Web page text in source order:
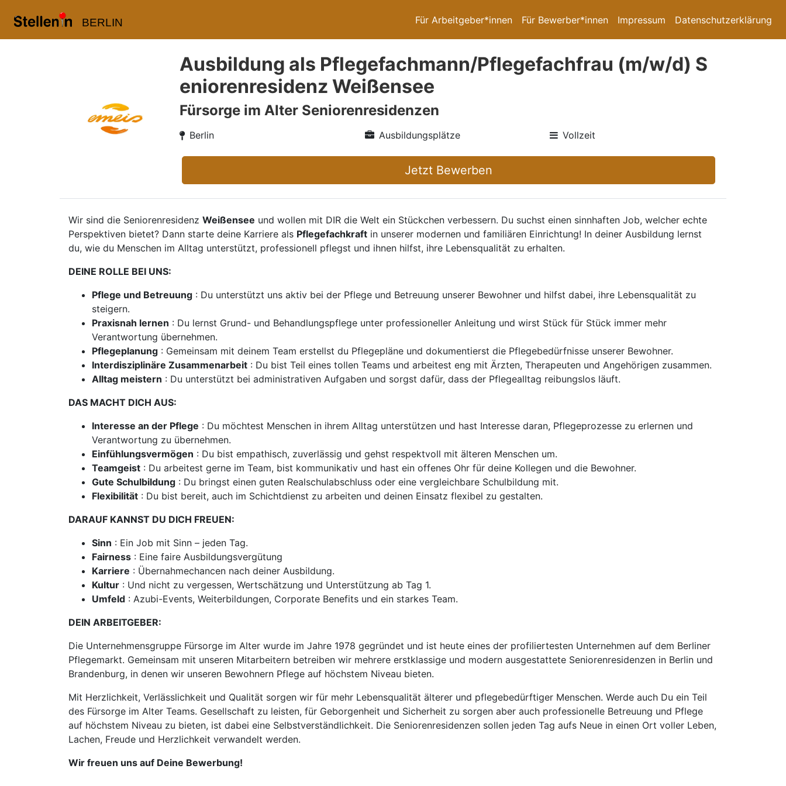
BERLIN Für Arbeitgeber*innen Für Bewerber*innen Impressum Datenschutzerklärung
Ausbildung als Pflegefachmann/Pflegefachfrau (m/w/d) S
eniorenresidenz Weißensee
Fürsorge im Alter Seniorenresidenzen
Berlin Ausbildungsplätze Vollzeit
Jetzt Bewerben
Wir sind die Seniorenresidenz Weißensee und wollen mit DIR die Welt ein Stückchen verbessern. Du suchst einen sinnhaften Job, welcher echte
Perspektiven bietet? Dann starte deine Karriere als Pflegefachkraft in unserer modernen und familiären Einrichtung! In deiner Ausbildung lernst
du, wie du Menschen im Alltag unterstützt, professionell pflegst und ihnen hilfst, ihre Lebensqualität zu erhalten.
DEINE ROLLE BEI UNS:
Pflege und Betreuung : Du unterstützt uns aktiv bei der Pflege und Betreuung unserer Bewohner und hilfst dabei, ihre Lebensqualität zu
steigern.
Praxisnah lernen : Du lernst Grund- und Behandlungspflege unter professioneller Anleitung und wirst Stück für Stück immer mehr
Verantwortung übernehmen.
Pflegeplanung : Gemeinsam mit deinem Team erstellst du Pflegepläne und dokumentierst die Pflegebedürfnisse unserer Bewohner.
Interdisziplinäre Zusammenarbeit : Du bist Teil eines tollen Teams und arbeitest eng mit Ärzten, Therapeuten und Angehörigen zusammen.
Alltag meistern : Du unterstützt bei administrativen Aufgaben und sorgst dafür, dass der Pflegealltag reibungslos läuft.
DAS MACHT DICH AUS:
Interesse an der Pflege : Du möchtest Menschen in ihrem Alltag unterstützen und hast Interesse daran, Pflegeprozesse zu erlernen und
Verantwortung zu übernehmen.
Einfühlungsvermögen : Du bist empathisch, zuverlässig und gehst respektvoll mit älteren Menschen um.
Teamgeist : Du arbeitest gerne im Team, bist kommunikativ und hast ein offenes Ohr für deine Kollegen und die Bewohner.
Gute Schulbildung : Du bringst einen guten Realschulabschluss oder eine vergleichbare Schulbildung mit.
Flexibilität : Du bist bereit, auch im Schichtdienst zu arbeiten und deinen Einsatz flexibel zu gestalten.
DARAUF KANNST DU DICH FREUEN:
Sinn : Ein Job mit Sinn – jeden Tag.
Fairness : Eine faire Ausbildungsvergütung
Karriere : Übernahmechancen nach deiner Ausbildung.
Kultur : Und nicht zu vergessen, Wertschätzung und Unterstützung ab Tag 1.
Umfeld : Azubi-Events, Weiterbildungen, Corporate Benefits und ein starkes Team.
DEIN ARBEITGEBER:
Die Unternehmensgruppe Fürsorge im Alter wurde im Jahre 1978 gegründet und ist heute eines der profiliertesten Unternehmen auf dem Berliner
Pflegemarkt. Gemeinsam mit unseren Mitarbeitern betreiben wir mehrere erstklassige und modern ausgestattete Seniorenresidenzen in Berlin und
Brandenburg, in denen wir unseren Bewohnern Pflege auf höchstem Niveau bieten.
Mit Herzlichkeit, Verlässlichkeit und Qualität sorgen wir für mehr Lebensqualität älterer und pflegebedürftiger Menschen. Werde auch Du ein Teil
des Fürsorge im Alter Teams. Gesellschaft zu leisten, für Geborgenheit und Sicherheit zu sorgen aber auch professionelle Betreuung und Pflege
auf höchstem Niveau zu bieten, ist dabei eine Selbstverständlichkeit. Die Seniorenresidenzen sollen jeden Tag aufs Neue in einen Ort voller Leben,
Lachen, Freude und Herzlichkeit verwandelt werden.
Wir freuen uns auf Deine Bewerbung!